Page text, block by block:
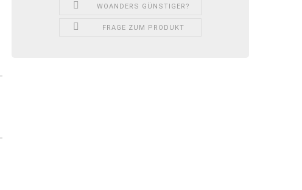
WOANDERS GÜNSTIGER?
FRAGE ZUM PRODUKT